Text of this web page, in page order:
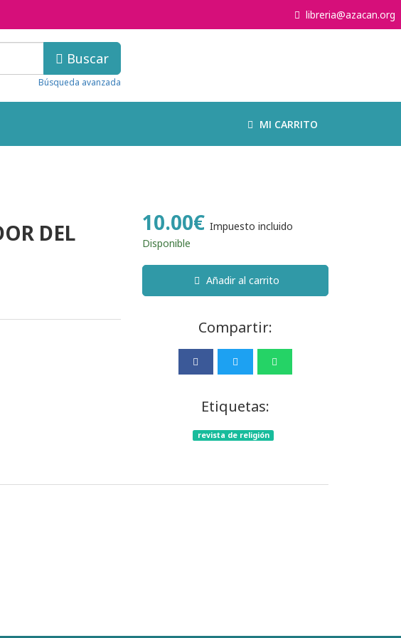
libreria@azacan.org
Buscar
Búsqueda avanzada
MI CARRITO
DEL 10.00€ Impuesto incluido
Disponible
Añadir al carrito
Compartir:
Etiquetas:
revista de religión